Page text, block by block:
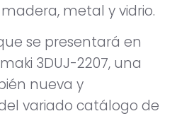
metal y vidrio.
se presentará en
3DUJ-2207, una
nueva y
variado catálogo de